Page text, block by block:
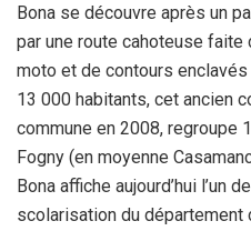
Bona se découvre après un
par une route cahoteuse
moto et de contours enclavés
13 000 habitants, cet ancien
commune en 2008, regroupe
Fogny (en moyenne
Bona affiche aujourd’hui l’un
scolarisation du département